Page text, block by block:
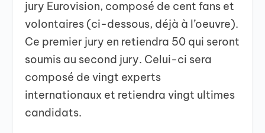
jury Eurovision, composé de cent fans et
volontaires (ci-dessous, déjà à l’oeuvre).
Ce premier jury en retiendra 50 qui seront
soumis au second jury. Celui-ci sera
composé de vingt experts
internationaux et retiendra vingt ultimes
candidats.